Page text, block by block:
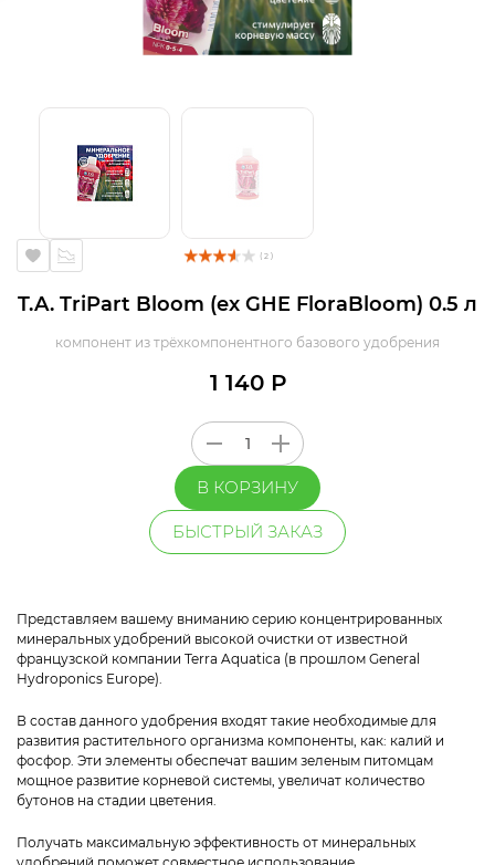
( 2 )
T.A. TriPart Bloom (ex GHE FloraBloom) 0.5 л
компонент из трёхкомпонентного базового удобрения
1 140 Р
В КОРЗИНУ
БЫСТРЫЙ ЗАКАЗ
Представляем вашему вниманию серию концентрированных
минеральных удобрений высокой очистки от известной
французской компании Terra Aquatica (в прошлом General
Hydroponics Europe).
В состав данного удобрения входят такие необходимые для
развития растительного организма компоненты, как: калий и
фосфор. Эти элементы обеспечат вашим зеленым питомцам
мощное развитие корневой системы, увеличат количество
бутонов на стадии цветения.
Получать максимальную эффективность от минеральных